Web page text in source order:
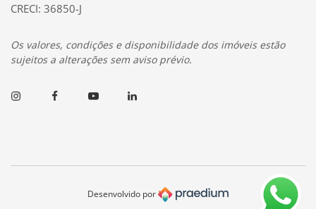
CRECI: 36850-J
Os valores, condições e disponibilidade dos imóveis estão
sujeitos a alterações sem aviso prévio.
InstagramFacebookYoutubeLinkedin
Desenvolvido por